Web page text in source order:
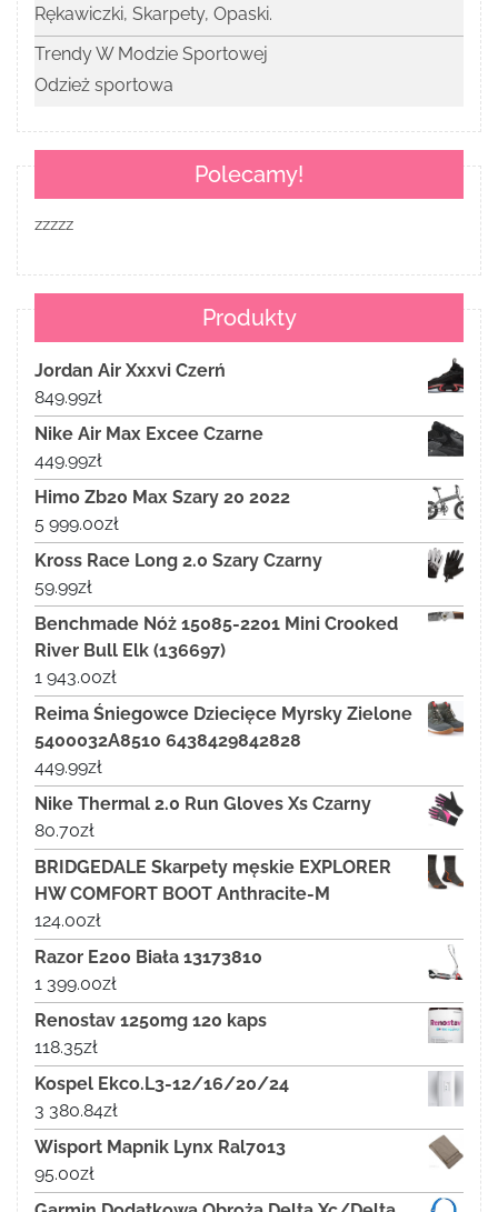
Rękawiczki, Skarpety, Opaski.
Trendy W Modzie Sportowej
Odzież sportowa
Polecamy!
zzzzz
Produkty
Jordan Air Xxxvi Czerń
849.99zł
Nike Air Max Excee Czarne
449.99zł
Himo Zb20 Max Szary 20 2022
5 999.00zł
Kross Race Long 2.0 Szary Czarny
59.99zł
Benchmade Nóż 15085-2201 Mini Crooked
River Bull Elk (136697)
1 943.00zł
Reima Śniegowce Dziecięce Myrsky Zielone
5400032A8510 6438429842828
449.99zł
Nike Thermal 2.0 Run Gloves Xs Czarny
80.70zł
BRIDGEDALE Skarpety męskie EXPLORER
HW COMFORT BOOT Anthracite-M
124.00zł
Razor E200 Biała 13173810
1 399.00zł
Renostav 1250mg 120 kaps
118.35zł
Kospel Ekco.L3-12/16/20/24
3 380.84zł
Wisport Mapnik Lynx Ral7013
95.00zł